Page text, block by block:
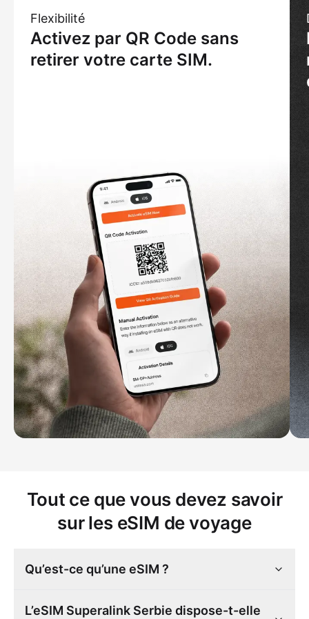
Flexibilité
Activez par QR Code sans
retirer votre carte SIM.
Tout ce que vous devez savoir
sur les eSIM de voyage
Qu’est-ce qu’une eSIM ?
L’eSIM Superalink Serbie dispose-t-elle